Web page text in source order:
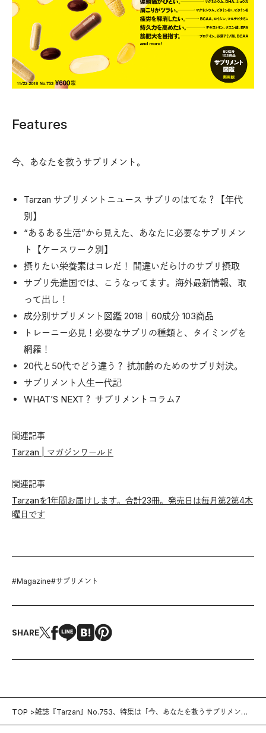
Features
今、あなたを救うサプリメント。
Tarzan サプリメントニュース サプリのはてな？【年代
別】
“あるある生活”から見えた、あなたに必要なサプリメン
ト【ケースワーク別】
摂りたい栄養素はコレだ！ 間違いだらけのサプリ摂取
サプリ先進国では、こうなってます。海外最新情報、取
って出し！
成分別サプリメント図鑑 2018｜60成分 103商品
トレーニー必見！必要なサプリの種類と、タイミングを
網羅！
20代と50代でどう違う？ 抗加齢のためのサプリ対決。
サプリメント人生一代記
WHAT’S NEXT？ サプリメントコラム7
関連記事
Tarzan | マガジンワールド
関連記事
Tarzanを1年間お届けします。合計23冊。発売日は毎月第2第4木
曜日です
#Magazine#サプリメント
SHARE
TOP
雑誌『Tarzan』No.753、特集は「今、あなたを救うサプリメン